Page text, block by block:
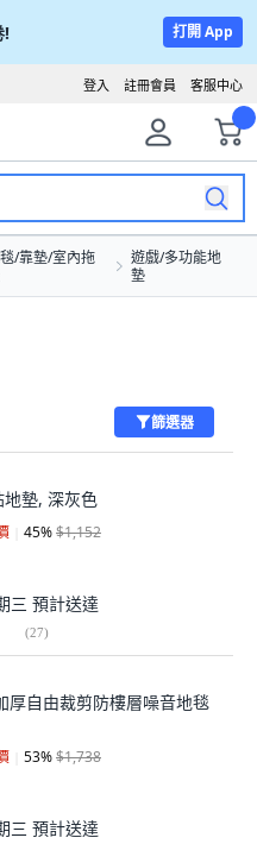
! 打開 App
客服中心
註冊會員
登入
/靠墊/室內拖
遊戲/多功能地
墊
篩選器
地墊, 深灰色
45%$1,152
三 預計送達
(27)
厚自由裁剪防樓層噪音地毯
53%$1,738
三 預計送達